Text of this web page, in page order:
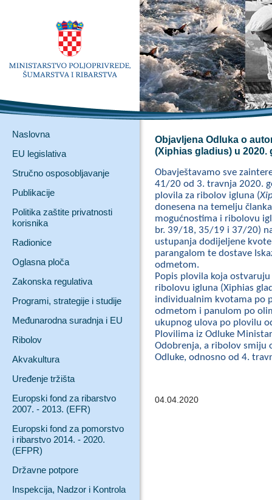
Naslovna
EU legislativa
Stručno osposobljavanje
Publikacije
Politika zaštite privatnosti
korisnika
Radionice
Oglasna ploča
Zakonska regulativa
Programi, strategije i studije
Međunarodna suradnja i EU
Ribolov
Akvakultura
Uređenje tržišta
Europski fond za ribarstvo
2007. - 2013. (EFR)
Europski fond za pomorstvo
i ribarstvo 2014. - 2020.
(EFPR)
Državne potpore
Inspekcija, Nadzor i Kontrola
Objavljena Odluka o
(Xiphias gladius) u 2020.
Obavještavamo sve
41/20 od 3. travnja 2020.
plovila za ribolov igluna (
donesena na temelju
mogućnostima i ribolovu
br. 39/18, 35/19 i 37/20)
ustupanja dodijeljene
parangalom te dostave
odmetom.
Popis plovila koja
ribolovu igluna (Xiphias
individualnim kvotama po
odmetom i panulom po
ukupnog ulova po plovilu
Plovilima iz Odluke
Odobrenja, a ribolov smiju
Odluke, odnosno od 4.
04.04.2020